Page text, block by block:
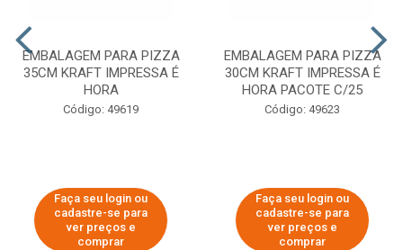
EMBALAGEM PARA PIZZA
35CM KRAFT IMPRESSA É
HORA
Código: 49619
Faça seu login ou
cadastre-se para
ver preços e
comprar
EMBALAGEM PARA PIZZA
30CM KRAFT IMPRESSA É
HORA PACOTE C/25
Código: 49623
Faça seu login ou
cadastre-se para
ver preços e
comprar